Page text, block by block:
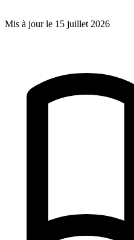
Mis à jour le 15 juillet 2026